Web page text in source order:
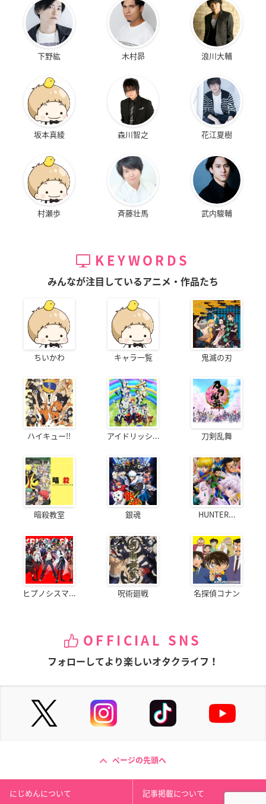
下野紘 木村昴 浪川大輔
坂本真綾 森川智之 花江夏樹
村瀬歩 斉藤壮馬 武内駿輔
KEYWORDS
みんなが注目しているアニメ・作品たち
ちいかわ キャラ一覧 鬼滅の刃
ハイキュー!! アイドリッシ... 刀剣乱舞
暗殺教室 銀魂 HUNTER...
ヒプノシスマ... 呪術廻戦 名探偵コナン
OFFICIAL SNS
フォローしてより楽しいオタクライフ！
ページの先頭へ
にじめんについて 記事掲載について